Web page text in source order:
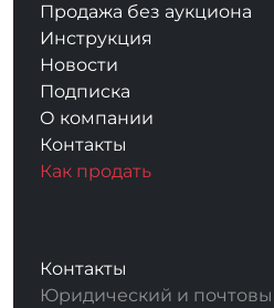
Продажа без аукциона
Инструкция
Новости
Подписка
О компании
Контакты
Как продать
Контакты
Юридический и